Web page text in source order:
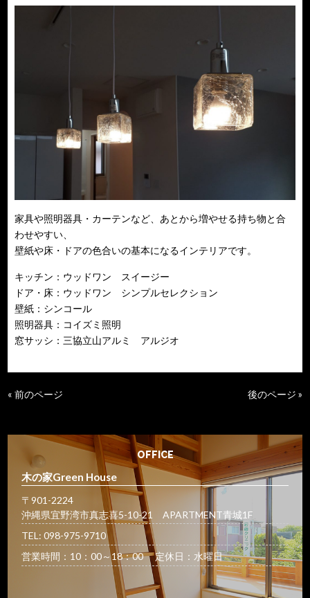
家具や照明器具・カーテンなど、あとから増やせる持ち物と合
わせやすい、
壁紙や床・ドアの色合いの基本になるインテリアです。
キッチン：ウッドワン スイージー
ドア・床：ウッドワン シンプルセレクション
壁紙：シンコール
照明器具：コイズミ照明
窓サッシ：三協立山アルミ アルジオ
« 前のページ 後のページ »
OFFICE
木の家Green House
〒901-2224
沖縄県宜野湾市真志喜5-10-21 APARTMENT青城1F
TEL: 098-975-9710
営業時間：10：00～18：00 定休日：水曜日